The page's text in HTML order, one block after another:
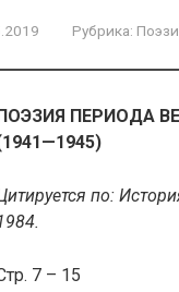
Рубрика:
ПЕРИОДА
по:
7 – 15